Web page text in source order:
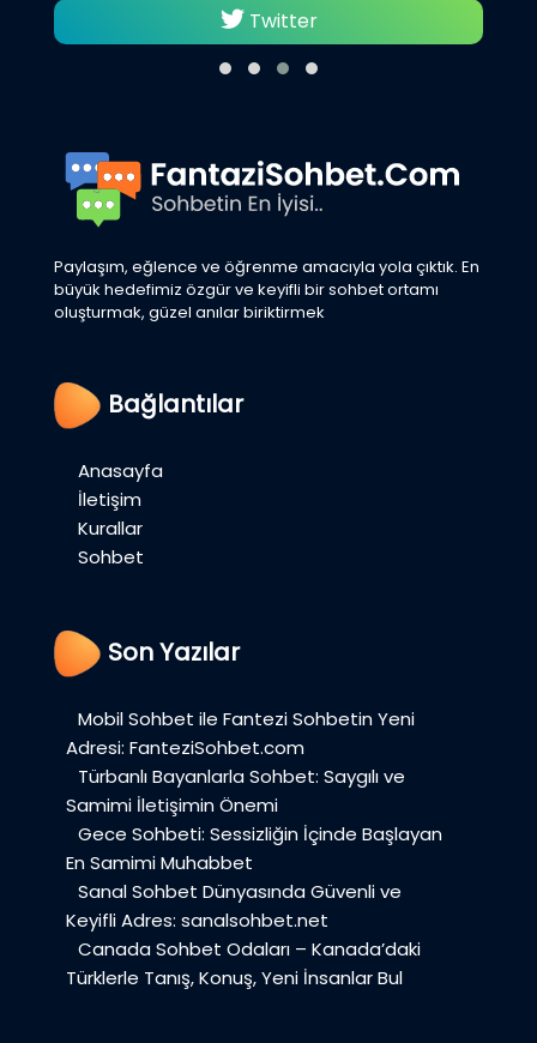
Twitter
Paylaşım, eğlence ve öğrenme amacıyla yola çıktık. En
büyük hedefimiz özgür ve keyifli bir sohbet ortamı
oluşturmak, güzel anılar biriktirmek
Bağlantılar
Anasayfa
İletişim
Kurallar
Sohbet
Son Yazılar
Mobil Sohbet ile Fantezi Sohbetin Yeni
Adresi: FanteziSohbet.com
Türbanlı Bayanlarla Sohbet: Saygılı ve
Samimi İletişimin Önemi
Gece Sohbeti: Sessizliğin İçinde Başlayan
En Samimi Muhabbet
Sanal Sohbet Dünyasında Güvenli ve
Keyifli Adres: sanalsohbet.net
Canada Sohbet Odaları – Kanada’daki
Türklerle Tanış, Konuş, Yeni İnsanlar Bul